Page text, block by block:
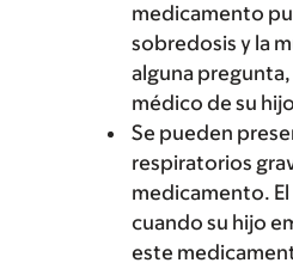
medicamento
sobredosis y la
alguna
médico de su
Se pueden
respiratorios
medicamento.
cuando su hijo
este